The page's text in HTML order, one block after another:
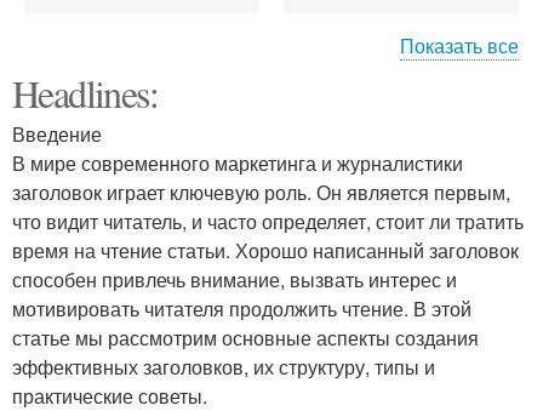
Советы по уходу
Советы для туристов Практичные советы
Советы для создания Советы для новичков
Показать все
Headlines:
Введение
В мире современного маркетинга и журналистики
заголовок играет ключевую роль. Он является первым,
что видит читатель, и часто определяет, стоит ли тратить
время на чтение статьи. Хорошо написанный заголовок
способен привлечь внимание, вызвать интерес и
мотивировать читателя продолжить чтение. В этой
статье мы рассмотрим основные аспекты создания
эффективных заголовков, их структуру, типы и
практические советы.